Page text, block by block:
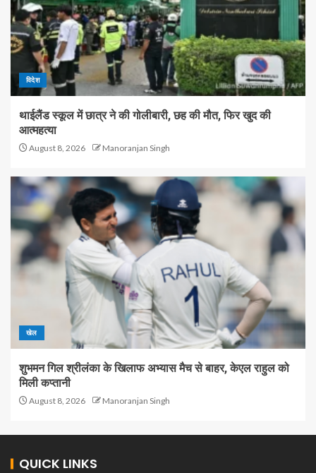
विदेश
थाईलैंड स्कूल में छात्र ने की गोलीबारी, छह की मौत, फिर खुद की
आत्महत्या
August 8, 2026 Manoranjan Singh
खेल
शुभमन गिल श्रीलंका के खिलाफ अभ्यास मैच से बाहर, केएल राहुल को
मिली कप्तानी
August 8, 2026 Manoranjan Singh
QUICK LINKS